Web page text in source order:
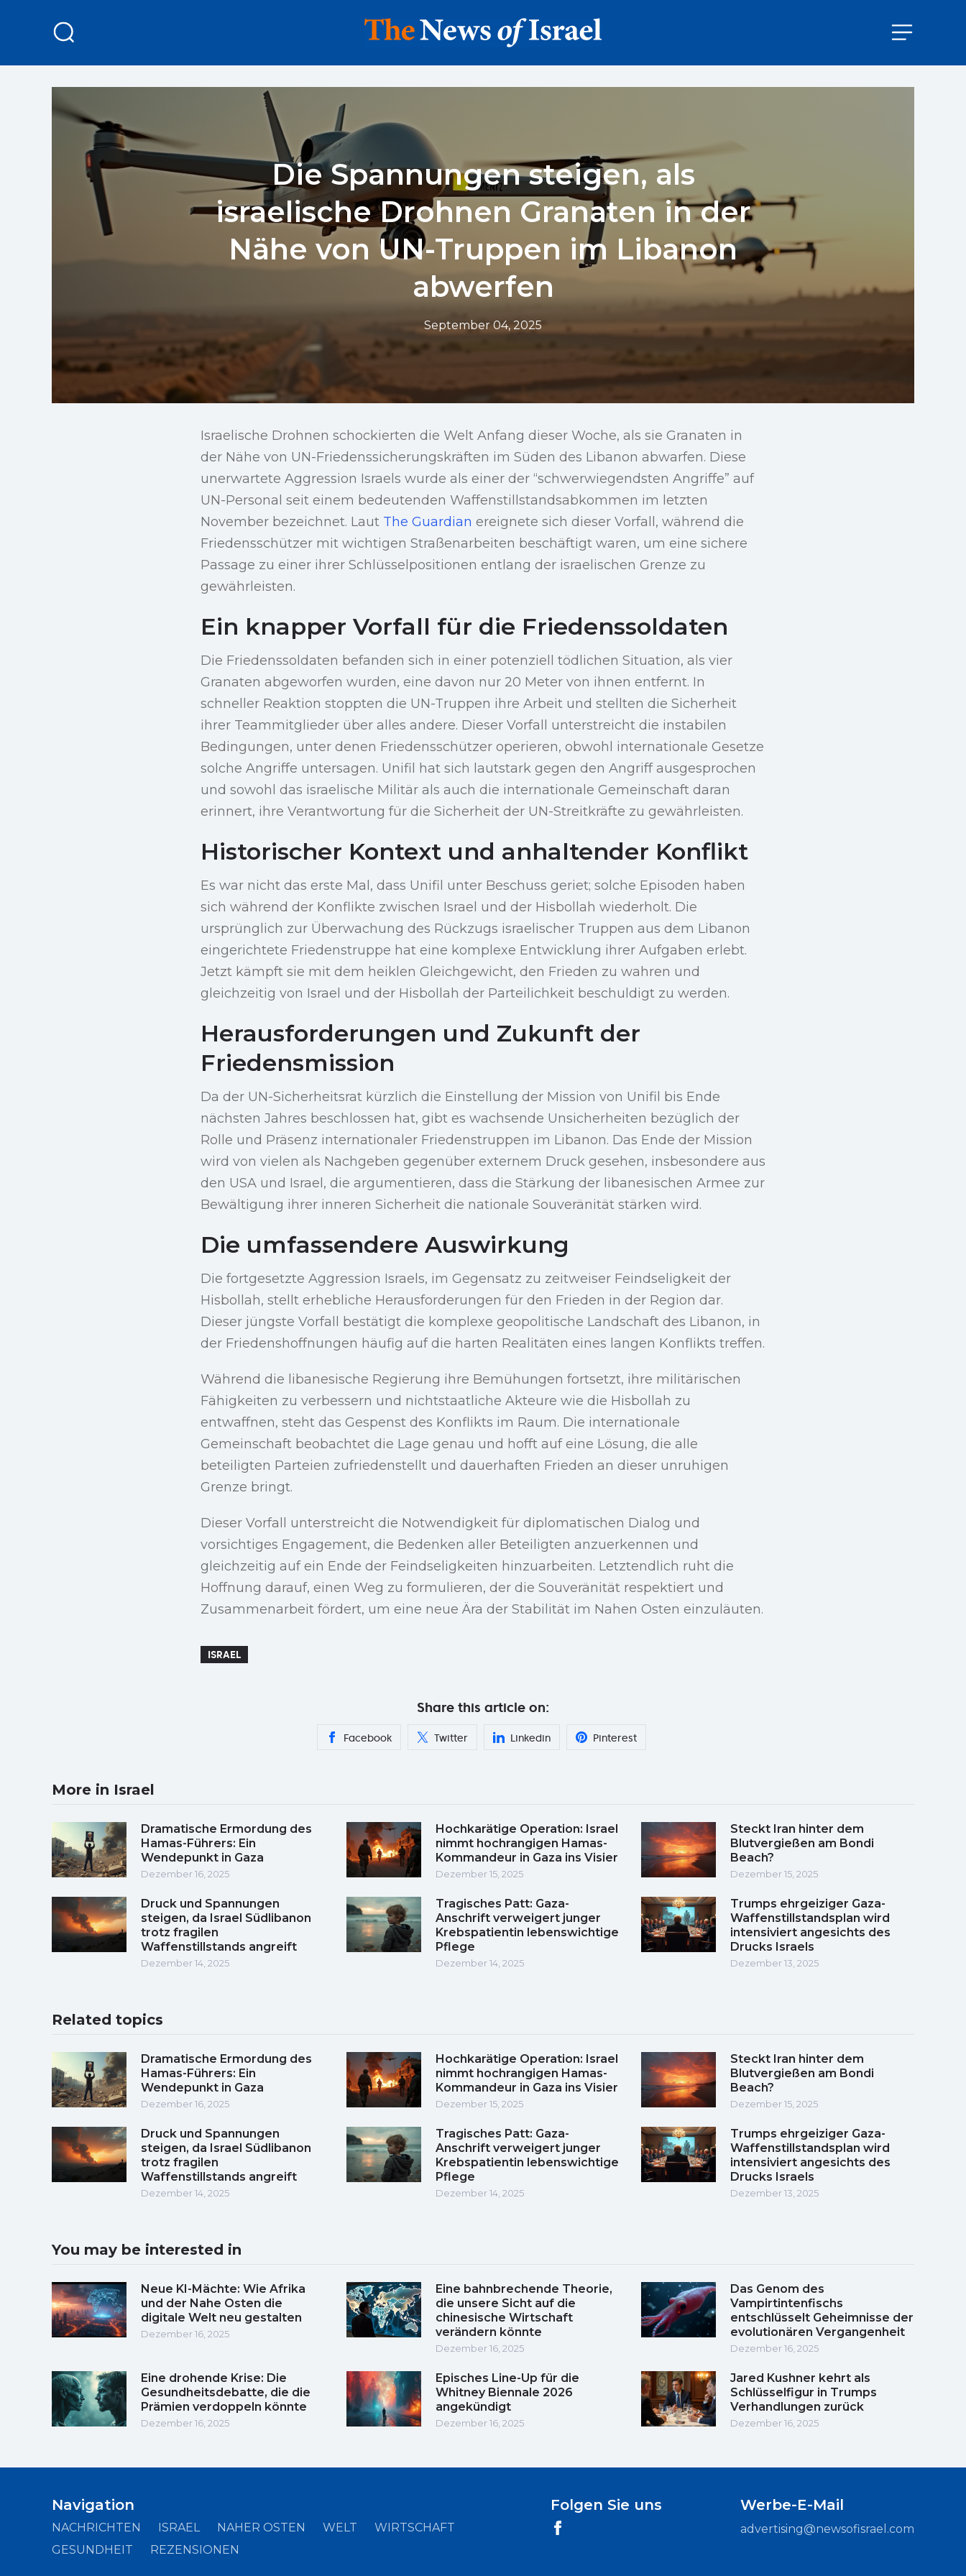
Die Spannungen steigen, als
israelische Drohnen Granaten in der
Nähe von UN-Truppen im Libanon
abwerfen
September 04, 2025
Israelische Drohnen schockierten die Welt Anfang dieser Woche, als sie Granaten in
der Nähe von UN-Friedenssicherungskräften im Süden des Libanon abwarfen. Diese
unerwartete Aggression Israels wurde als einer der “schwerwiegendsten Angriffe” auf
UN-Personal seit einem bedeutenden Waffenstillstandsabkommen im letzten
November bezeichnet. Laut The Guardian ereignete sich dieser Vorfall, während die
Friedensschützer mit wichtigen Straßenarbeiten beschäftigt waren, um eine sichere
Passage zu einer ihrer Schlüsselpositionen entlang der israelischen Grenze zu
gewährleisten.
Ein knapper Vorfall für die Friedenssoldaten
Die Friedenssoldaten befanden sich in einer potenziell tödlichen Situation, als vier
Granaten abgeworfen wurden, eine davon nur 20 Meter von ihnen entfernt. In
schneller Reaktion stoppten die UN-Truppen ihre Arbeit und stellten die Sicherheit
ihrer Teammitglieder über alles andere. Dieser Vorfall unterstreicht die instabilen
Bedingungen, unter denen Friedensschützer operieren, obwohl internationale Gesetze
solche Angriffe untersagen. Unifil hat sich lautstark gegen den Angriff ausgesprochen
und sowohl das israelische Militär als auch die internationale Gemeinschaft daran
erinnert, ihre Verantwortung für die Sicherheit der UN-Streitkräfte zu gewährleisten.
Historischer Kontext und anhaltender Konflikt
Es war nicht das erste Mal, dass Unifil unter Beschuss geriet; solche Episoden haben
sich während der Konflikte zwischen Israel und der Hisbollah wiederholt. Die
ursprünglich zur Überwachung des Rückzugs israelischer Truppen aus dem Libanon
eingerichtete Friedenstruppe hat eine komplexe Entwicklung ihrer Aufgaben erlebt.
Jetzt kämpft sie mit dem heiklen Gleichgewicht, den Frieden zu wahren und
gleichzeitig von Israel und der Hisbollah der Parteilichkeit beschuldigt zu werden.
Herausforderungen und Zukunft der
Friedensmission
Da der UN-Sicherheitsrat kürzlich die Einstellung der Mission von Unifil bis Ende
nächsten Jahres beschlossen hat, gibt es wachsende Unsicherheiten bezüglich der
Rolle und Präsenz internationaler Friedenstruppen im Libanon. Das Ende der Mission
wird von vielen als Nachgeben gegenüber externem Druck gesehen, insbesondere aus
den USA und Israel, die argumentieren, dass die Stärkung der libanesischen Armee zur
Bewältigung ihrer inneren Sicherheit die nationale Souveränität stärken wird.
Die umfassendere Auswirkung
Die fortgesetzte Aggression Israels, im Gegensatz zu zeitweiser Feindseligkeit der
Hisbollah, stellt erhebliche Herausforderungen für den Frieden in der Region dar.
Dieser jüngste Vorfall bestätigt die komplexe geopolitische Landschaft des Libanon, in
der Friedenshoffnungen häufig auf die harten Realitäten eines langen Konflikts treffen.
Während die libanesische Regierung ihre Bemühungen fortsetzt, ihre militärischen
Fähigkeiten zu verbessern und nichtstaatliche Akteure wie die Hisbollah zu
entwaffnen, steht das Gespenst des Konflikts im Raum. Die internationale
Gemeinschaft beobachtet die Lage genau und hofft auf eine Lösung, die alle
beteiligten Parteien zufriedenstellt und dauerhaften Frieden an dieser unruhigen
Grenze bringt.
Dieser Vorfall unterstreicht die Notwendigkeit für diplomatischen Dialog und
vorsichtiges Engagement, die Bedenken aller Beteiligten anzuerkennen und
gleichzeitig auf ein Ende der Feindseligkeiten hinzuarbeiten. Letztendlich ruht die
Hoffnung darauf, einen Weg zu formulieren, der die Souveränität respektiert und
Zusammenarbeit fördert, um eine neue Ära der Stabilität im Nahen Osten einzuläuten.
ISRAEL
Share this article on:
Facebook Twitter Linkedin Pinterest
More in Israel
Dramatische Ermordung des
Hamas-Führers: Ein
Wendepunkt in Gaza
Dezember 16, 2025
Hochkarätige Operation: Israel
nimmt hochrangigen Hamas-
Kommandeur in Gaza ins Visier
Dezember 15, 2025
Steckt Iran hinter dem
Blutvergießen am Bondi
Beach?
Dezember 15, 2025
Druck und Spannungen
steigen, da Israel Südlibanon
trotz fragilen
Waffenstillstands angreift
Dezember 14, 2025
Tragisches Patt: Gaza-
Anschrift verweigert junger
Krebspatientin lebenswichtige
Pflege
Dezember 14, 2025
Trumps ehrgeiziger Gaza-
Waffenstillstandsplan wird
intensiviert angesichts des
Drucks Israels
Dezember 13, 2025
Related topics
Dramatische Ermordung des
Hamas-Führers: Ein
Wendepunkt in Gaza
Dezember 16, 2025
Hochkarätige Operation: Israel
nimmt hochrangigen Hamas-
Kommandeur in Gaza ins Visier
Dezember 15, 2025
Steckt Iran hinter dem
Blutvergießen am Bondi
Beach?
Dezember 15, 2025
Druck und Spannungen
steigen, da Israel Südlibanon
trotz fragilen
Waffenstillstands angreift
Dezember 14, 2025
Tragisches Patt: Gaza-
Anschrift verweigert junger
Krebspatientin lebenswichtige
Pflege
Dezember 14, 2025
Trumps ehrgeiziger Gaza-
Waffenstillstandsplan wird
intensiviert angesichts des
Drucks Israels
Dezember 13, 2025
You may be interested in
Neue KI-Mächte: Wie Afrika
und der Nahe Osten die
digitale Welt neu gestalten
Dezember 16, 2025
Eine bahnbrechende Theorie,
die unsere Sicht auf die
chinesische Wirtschaft
verändern könnte
Dezember 16, 2025
Das Genom des
Vampirtintenfischs
entschlüsselt Geheimnisse der
evolutionären Vergangenheit
Dezember 16, 2025
Eine drohende Krise: Die
Gesundheitsdebatte, die die
Prämien verdoppeln könnte
Dezember 16, 2025
Episches Line-Up für die
Whitney Biennale 2026
angekündigt
Dezember 16, 2025
Jared Kushner kehrt als
Schlüsselfigur in Trumps
Verhandlungen zurück
Dezember 16, 2025
Navigation
NACHRICHTEN ISRAEL NAHER OSTEN WELT
WIRTSCHAFT
GESUNDHEIT
REZENSIONEN
Folgen Sie uns Werbe-E-Mail
advertising@newsofisrael.com